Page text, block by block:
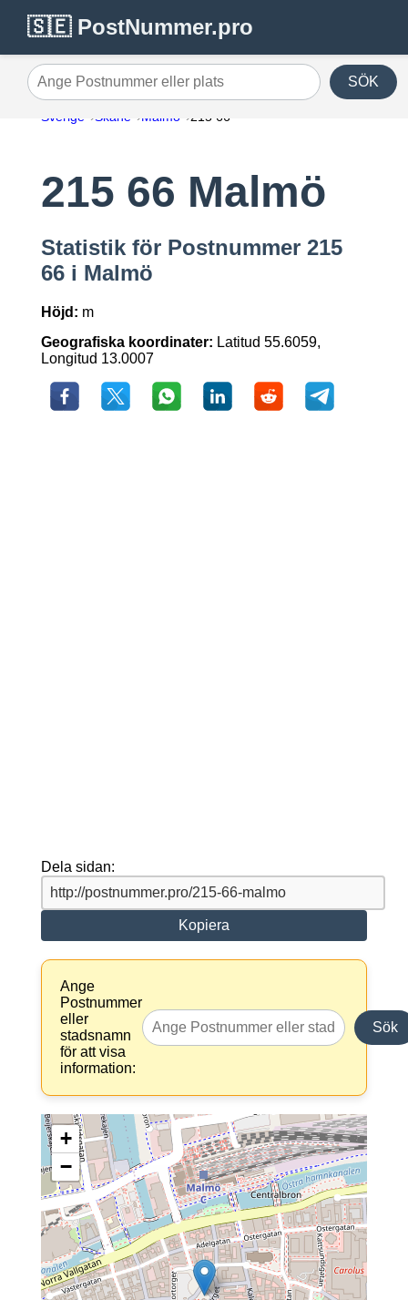
🇸🇪 PostNummer.pro
Ange Postnummer eller plats SÖK
Sverige Skåne Malmö 215 66
215 66 Malmö
Statistik för Postnummer 215
66 i Malmö
Höjd: m
Geografiska koordinater: Latitud 55.6059,
Longitud 13.0007
Dela sidan:
Kopiera
Ange
Postnummer
eller
stadsnamn
för att visa
information:
Sök
+
−